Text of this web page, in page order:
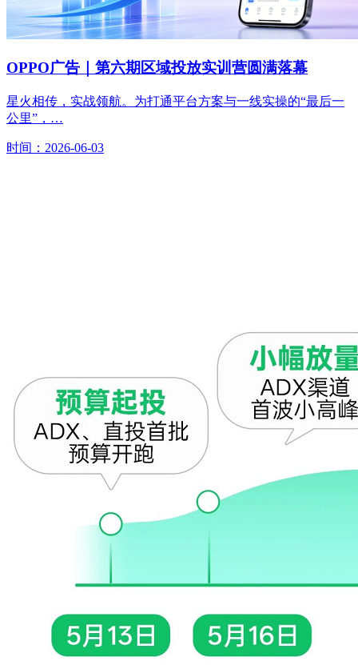
OPPO广告｜第六期区域投放实训营圆满落幕
星火相传，实战领航。为打通平台方案与一线实操的“最后一
公里”，…
时间：2026-06-03